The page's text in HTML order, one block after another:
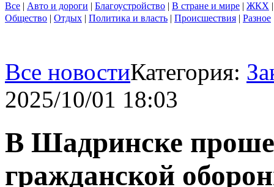
Все | Авто и дороги | Благоустройство | В стране и мире | ЖКХ
Общество | Отдых | Политика и власть | Происшествия | Разное
Все новостиКатегория:
2025/10/01 18:03
В Шадринске
гражданской